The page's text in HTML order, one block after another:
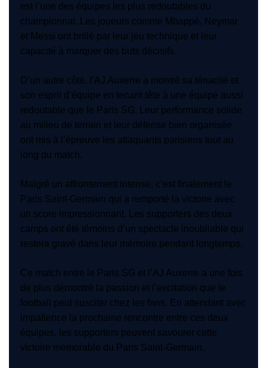
est l’une des équipes les plus redoutables du
championnat. Les joueurs comme Mbappé, Neymar
et Messi ont brillé par leur jeu technique et leur
capacité à marquer des buts décisifs.
D’un autre côté, l’AJ Auxerre a montré sa ténacité et
son esprit d’équipe en tenant tête à une équipe aussi
redoutable que le Paris SG. Leur performance solide
au milieu de terrain et leur défense bien organisée
ont mis à l’épreuve les attaquants parisiens tout au
long du match.
Malgré un affrontement intense, c’est finalement le
Paris Saint-Germain qui a remporté la victoire avec
un score impressionnant. Les supporters des deux
camps ont été témoins d’un spectacle inoubliable qui
restera gravé dans leur mémoire pendant longtemps.
Ce match entre le Paris SG et l’AJ Auxerre a une fois
de plus démontré la passion et l’excitation que le
football peut susciter chez les fans. En attendant avec
impatience la prochaine rencontre entre ces deux
équipes, les supporters peuvent savourer cette
victoire mémorable du Paris Saint-Germain.